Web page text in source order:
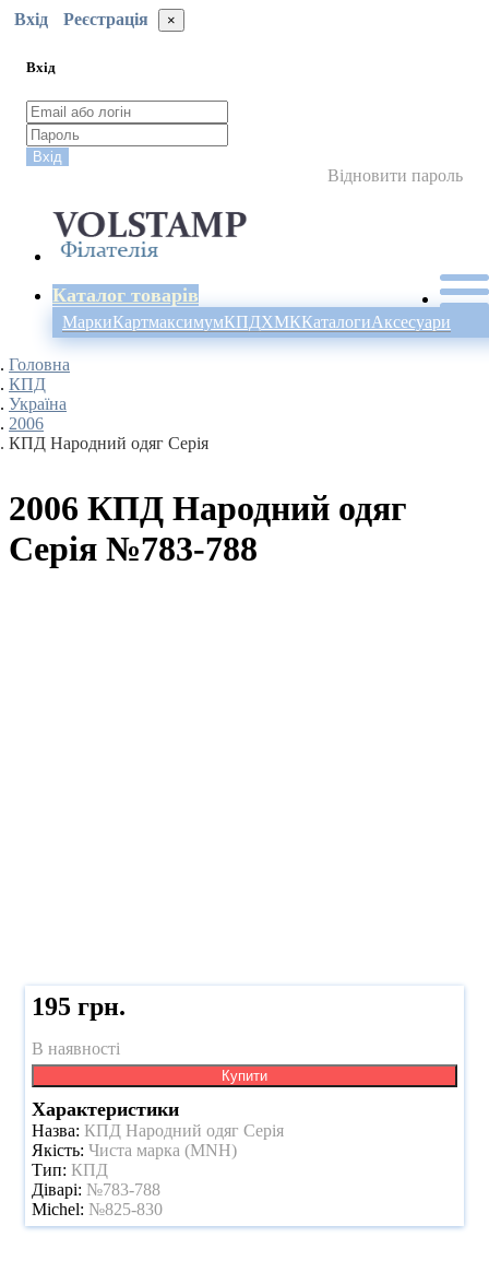
Вхід Реєстрація ×
Вхід
Вхід
Відновити пароль
Каталог товарів
МаркиКартмаксимумКПДХМККаталогиАксесуари
Головна
КПД
Україна
2006
КПД Народний одяг Серія
2006 КПД Народний одяг
Серія №783-788
195 грн.
В наявності
Купити
Характеристики
Назва: КПД Народний одяг Серія
Якість: Чиста марка (MNH)
Тип: КПД
Діварі: №783-788
Michel: №825-830